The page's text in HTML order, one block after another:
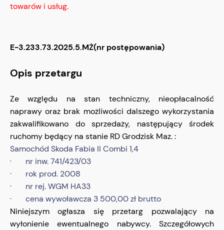
towarów i usług.
E-3.233.73.2025.5.MŻ(nr postępowania)
Opis przetargu
Ze względu na stan techniczny, nieopłacalność
naprawy oraz brak możliwości dalszego wykorzystania
zakwalifikowano do sprzedaży, następujący środek
ruchomy będący na stanie RD Grodzisk Maz. :
Samochód Skoda Fabia II Combi 1,4
· nr inw. 741/423/03
· rok prod. 2008
· nr rej. WGM HA33
· cena wywoławcza 3 500,00 zł brutto
Niniejszym ogłasza się przetarg pozwalający na
wyłonienie ewentualnego nabywcy. Szczegółowych